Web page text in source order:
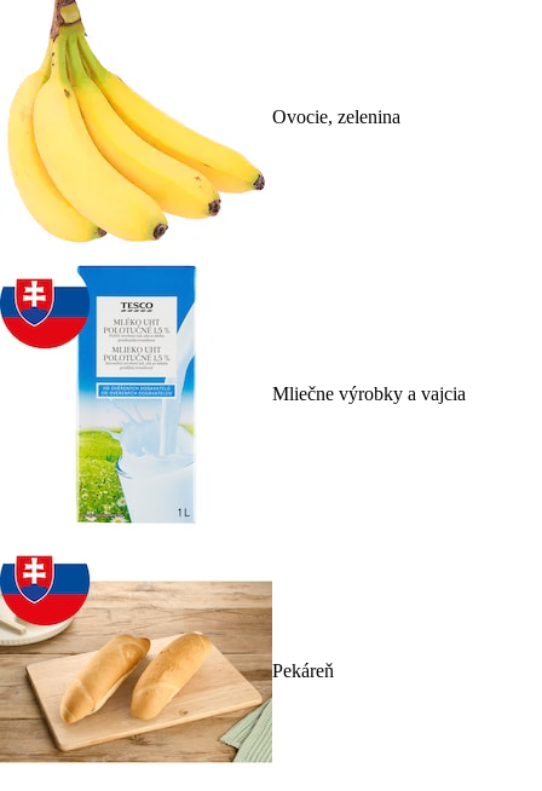
Ovocie, zelenina
Mliečne výrobky a vajcia
Pekáreň